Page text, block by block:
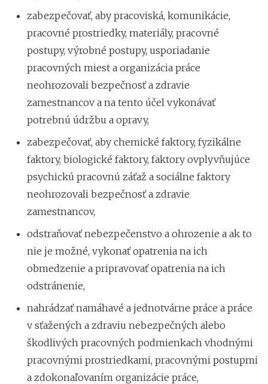
zabezpečovať, aby pracoviská, komunikácie,
pracovné prostriedky, materiály, pracovné
postupy, výrobné postupy, usporiadanie
pracovných miest a organizácia práce
neohrozovali bezpečnosť a zdravie
zamestnancov a na tento účel vykonávať
potrebnú údržbu a opravy,
zabezpečovať, aby chemické faktory, fyzikálne
faktory, biologické faktory, faktory ovplyvňujúce
psychickú pracovnú záťaž a sociálne faktory
neohrozovali bezpečnosť a zdravie
zamestnancov,
odstraňovať nebezpečenstvo a ohrozenie a ak to
nie je možné, vykonať opatrenia na ich
obmedzenie a pripravovať opatrenia na ich
odstránenie,
nahrádzať namáhavé a jednotvárne práce a práce
v sťažených a zdraviu nebezpečných alebo
škodlivých pracovných podmienkach vhodnými
pracovnými prostriedkami, pracovnými postupmi
a zdokonaľovaním organizácie práce,